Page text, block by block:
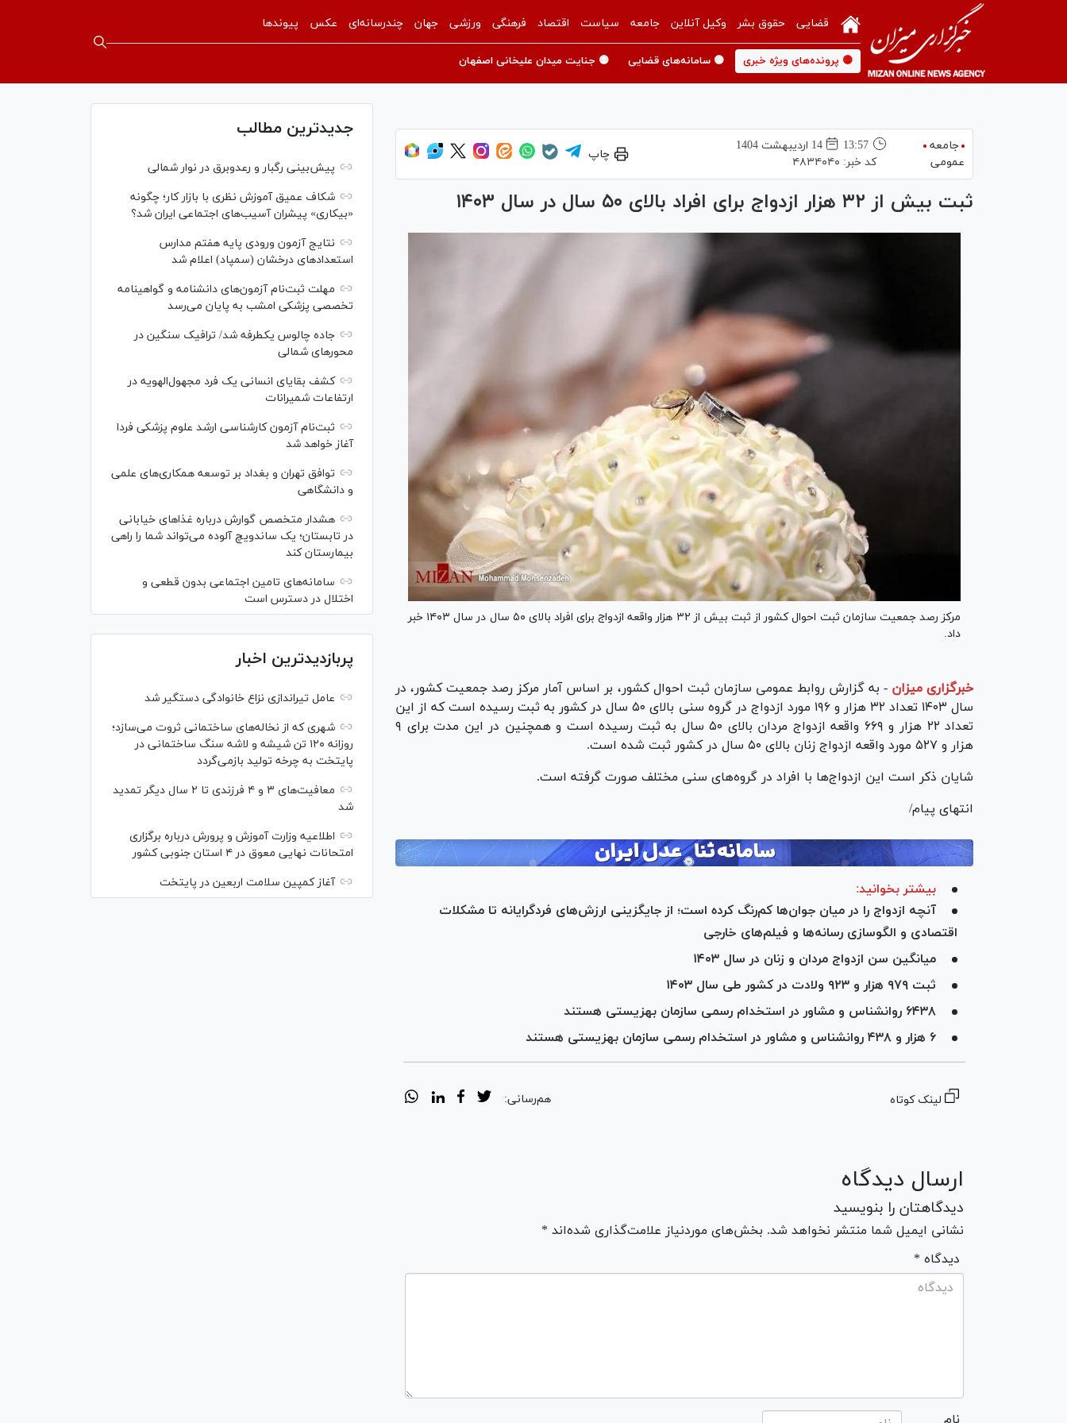
قضایی حقوق بشر وکیل آنلاین جامعه سیاست اقتصاد فرهنگی ورزشی جهان چندرسانه‌ای عکس پیوندها
🟡 پرونده‌های ویژه خبری 🟡 سامانه‌های قضایی 🟡 جنایت میدان علیخانی اصفهان
جامعه
عمومی
13:57
14 ارديبهشت 1404
کد خبر: ۴۸۳۴۰۴۰
چاپ
ثبت بیش از ۳۲ هزار ازدواج برای افراد بالای ۵۰ سال در سال ۱۴۰۳
مرکز رصد جمعیت سازمان ثبت احوال کشور از ثبت بیش از ۳۲ هزار واقعه ازدواج برای افراد بالای ۵۰ سال در سال ۱۴۰۳ خبر
داد.
خبرگزاری میزان - به گزارش روابط عمومی سازمان ثبت احوال کشور، بر اساس آمار مرکز رصد جمعیت کشور، در
سال ۱۴۰۳ تعداد ۳۲ هزار و ۱۹۶ مورد ازدواج در گروه سنی بالای ۵۰ سال در کشور به ثبت رسیده است که از این
تعداد ۲۲ هزار و ۶۶۹ واقعه ازدواج مردان بالای ۵۰ سال به ثبت رسیده است و همچنین در این مدت برای ۹
هزار و ۵۲۷ مورد واقعه ازدواج زنان بالای ۵۰ سال در کشور ثبت شده است.
شایان ذکر است این ازدواج‌ها با افراد در گروه‌های سنی مختلف صورت گرفته است.
انتهای پیام/
بیشتر بخوانید:
آنچه ازدواج را در میان جوان‌ها کم‌رنگ کرده است؛ از جایگزینی ارزش‌های فردگرایانه تا مشکلات
اقتصادی و الگوسازی رسانه‌ها و فیلم‌های خارجی
میانگین سن ازدواج مردان و زنان در سال ۱۴۰۳
ثبت ۹۷۹ هزار و ۹۲۳ ولادت در کشور طی سال ۱۴۰۳
۶۴۳۸ روانشناس و مشاور در استخدام رسمی سازمان بهزیستی هستند
۶ هزار و ۴۳۸ روانشناس و مشاور در استخدام رسمی سازمان بهزیستی هستند
لینک کوتاه هم‌رسانی:
ارسال دیدگاه
دیدگاهتان را بنویسید
نشانی ایمیل شما منتشر نخواهد شد. بخش‌های موردنیاز علامت‌گذاری شده‌اند *
* دیدگاه
جدیدترین مطالب
پیش‌بینی رگبار و رعدوبرق در نوار شمالی
شکاف عمیق آموزش نظری با بازار کار؛ چگونه
«بیکاری» پیشران آسیب‌های اجتماعی ایران شد؟
نتایج آزمون ورودی پایه هفتم مدارس
استعدادهای درخشان (سمپاد) اعلام شد
مهلت ثبت‌نام آزمون‌های دانشنامه و گواهینامه
تخصصی پزشکی امشب به پایان می‌رسد
جاده چالوس یکطرفه شد/ ترافیک سنگین در
محورهای شمالی
کشف بقایای انسانی یک فرد مجهول‌الهویه در
ارتفاعات شمیرانات
ثبت‌نام آزمون کارشناسی ارشد علوم پزشکی فردا
آغاز خواهد شد
توافق تهران و بغداد بر توسعه همکاری‌های علمی
و دانشگاهی
هشدار متخصص گوارش درباره غذا‌های خیابانی
در تابستان؛ یک ساندویچ آلوده می‌تواند شما را راهی
بیمارستان کند
سامانه‌های تامین اجتماعی بدون قطعی و
اختلال در دسترس است
پربازدیدترین اخبار
عامل تیراندازی نزاع خانوادگی دستگیر شد
شهری که از نخاله‌های ساختمانی ثروت می‌سازد؛
روزانه ۱۲۰ تن شیشه و لاشه سنگ ساختمانی در
پایتخت به چرخه تولید بازمی‌گردد
معافیت‌های ۳ و ۴ فرزندی تا ۲ سال دیگر تمدید
شد
اطلاعیه وزارت آموزش و پرورش درباره برگزاری
امتحانات نهایی معوق در ۴ استان جنوبی کشور
آغاز کمپین سلامت اربعین در پایتخت